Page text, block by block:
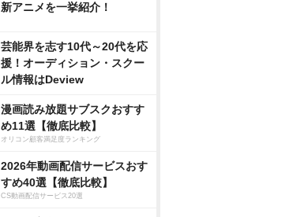
新アニメを一挙紹介！
芸能界を志す10代～20代を応
援！オーディション・スクー
ル情報はDeview
漫画読み放題サブスクおすす
め11選【徹底比較】
オリコン顧客満足度ランキング
2026年動画配信サービスおす
すめ40選【徹底比較】
CS動画配信サービス20選